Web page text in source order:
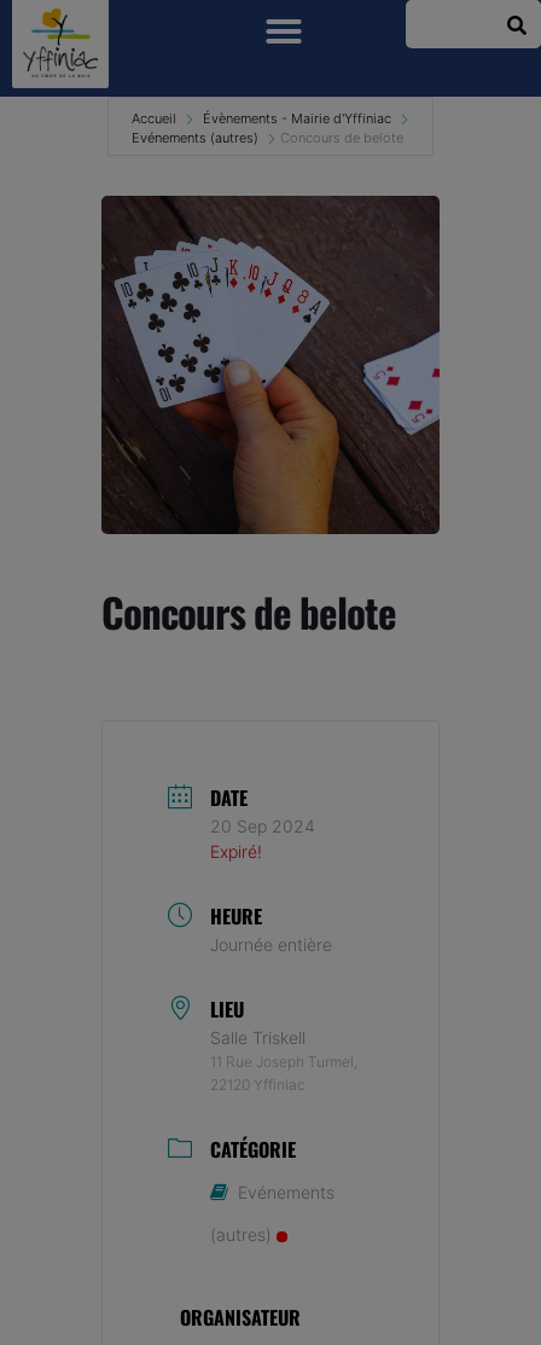
Accueil
Évènements - Mairie d'Yffiniac
Evénements (autres)
Concours de belote
Concours de belote
DATE
20 Sep 2024
Expiré!
HEURE
Journée entière
LIEU
Salle Triskell
11 Rue Joseph Turmel,
22120 Yffiniac
CATÉGORIE
Evénements
(autres)
ORGANISATEUR